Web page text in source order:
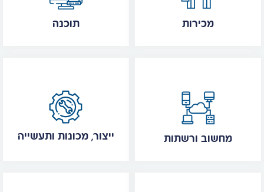
תוכנה מכירות
ייצור, מכונות ותעשייה מחשוב ורשתות